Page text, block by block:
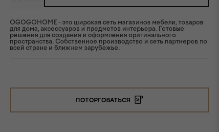
OGOGOHOME - это широкая сеть магазинов мебели, товаров
для дома, аксессуаров и предметов интерьера. Готовые
решения для создания и оформления оригинального
пространства. Собственное производство и сеть партнеров по
всей стране и ближнем зарубежье.
ПОТОРГОВАТЬСЯ